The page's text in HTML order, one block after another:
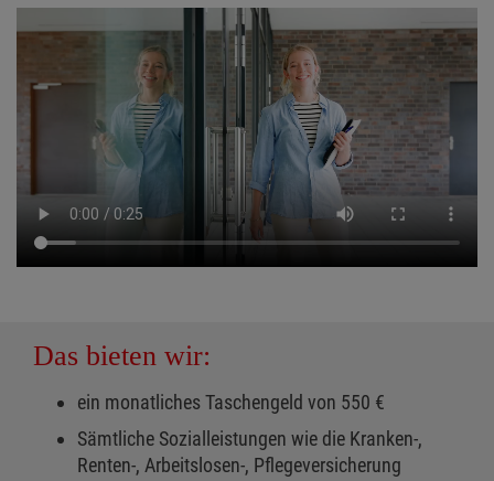
Das bieten wir:
ein monatliches Taschengeld von 550 €
Sämtliche Sozialleistungen wie die Kranken-,
Renten-, Arbeitslosen-, Pflegeversicherung